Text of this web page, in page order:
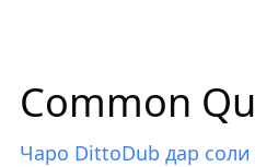
Common
Чаро DittoDub дар соли